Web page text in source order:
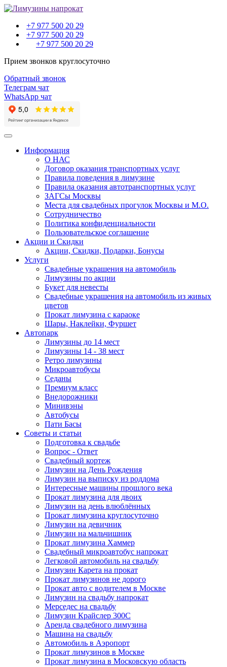
+7 977 500 20 29
+7 977 500 20 29
+7 977 500 20 29
Прием звонков круглосуточно
Обратный звонок
Телеграм чат
WhatsApp чат
Toggle
navigationИнформация
О НАС
Договор оказания транспортных услуг
Правила поведения в лимузине
Правила оказания автотранспортных услуг
ЗАГСы Москвы
Места для свадебных прогулок Москвы и М.О.
Сотрудничество
Политика конфиденциальности
Пользовательское соглашение
Акции и Скидки
Акции, Скидки, Подарки, Бонусы
Услуги
Свадебные украшения на автомобиль
Лимузины по акции
Букет для невесты
Свадебные украшения на автомобиль из живых
цветов
Прокат лимузина с караоке
Шары, Наклейки, Фуршет
Автопарк
Лимузины до 14 мест
Лимузины 14 - 38 мест
Ретро лимузины
Микроавтобусы
Седаны
Премиум класс
Внедорожники
Минивэны
Автобусы
Пати Басы
Советы и статьи
Подготовка к свадьбе
Вопрос - Ответ
Свадебный кортеж
Лимузин на День Рождения
Лимузин на выписку из роддома
Интересные машины прошлого века
Прокат лимузина для двоих
Лимузин на день влюблённых
Прокат лимузина круглосуточно
Лимузин на девичник
Лимузин на мальчишник
Прокат лимузина Хаммер
Свадебный микроавтобус напрокат
Легковой автомобиль на свадьбу
Лимузин Карета на прокат
Прокат лимузинов не дорого
Прокат авто с водителем в Москве
Лимузин на свадьбу напрокат
Мерседес на свадьбу
Лимузин Крайслер 300С
Аренда свадебного лимузина
Машина на свадьбу
Автомобиль в Аэропорт
Прокат лимузинов в Москве
Прокат лимузина в Московскую область